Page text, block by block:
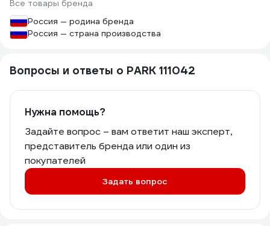
Все товары бренда
Россия — родина бренда
Россия — страна производства
Вопросы и ответы о PARK 111042
Нужна помощь?
Задайте вопрос – вам ответит наш эксперт,
представитель бренда или один из
покупателей
Задать вопрос